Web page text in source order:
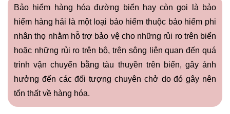
Bảo hiểm hàng hóa đường biển hay còn gọi là bảo
hiểm hàng hải là một loại bảo hiểm thuộc bảo hiểm phi
nhân thọ nhằm hỗ trợ bảo vệ cho những rủi ro trên biển
hoặc những rủi ro trên bộ, trên sông liên quan đến quá
trình vận chuyển bằng tàu thuyền trên biển, gây ảnh
hưởng đến các đối tượng chuyên chở do đó gây nên
tổn thất về hàng hóa.